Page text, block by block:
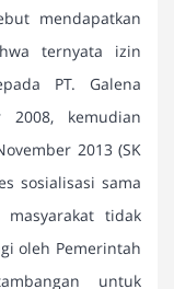
mendapatkan
ternyata izin
PT. Galena
2008, kemudian
2013 (SK
sosialisasi sama
tidak
oleh Pemerintah
untuk